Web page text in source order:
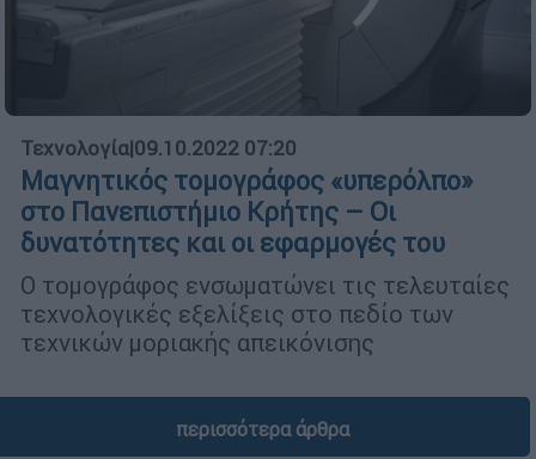
Τεχνολογία|09.10.2022 07:20
Μαγνητικός τομογράφος «υπερόλπο»
στο Πανεπιστήμιο Κρήτης – Οι
δυνατότητες και οι εφαρμογές του
Ο τομογράφος ενσωματώνει τις τελευταίες
τεχνολογικές εξελίξεις στο πεδίο των
τεχνικών μοριακής απεικόνισης
περισσότερα άρθρα